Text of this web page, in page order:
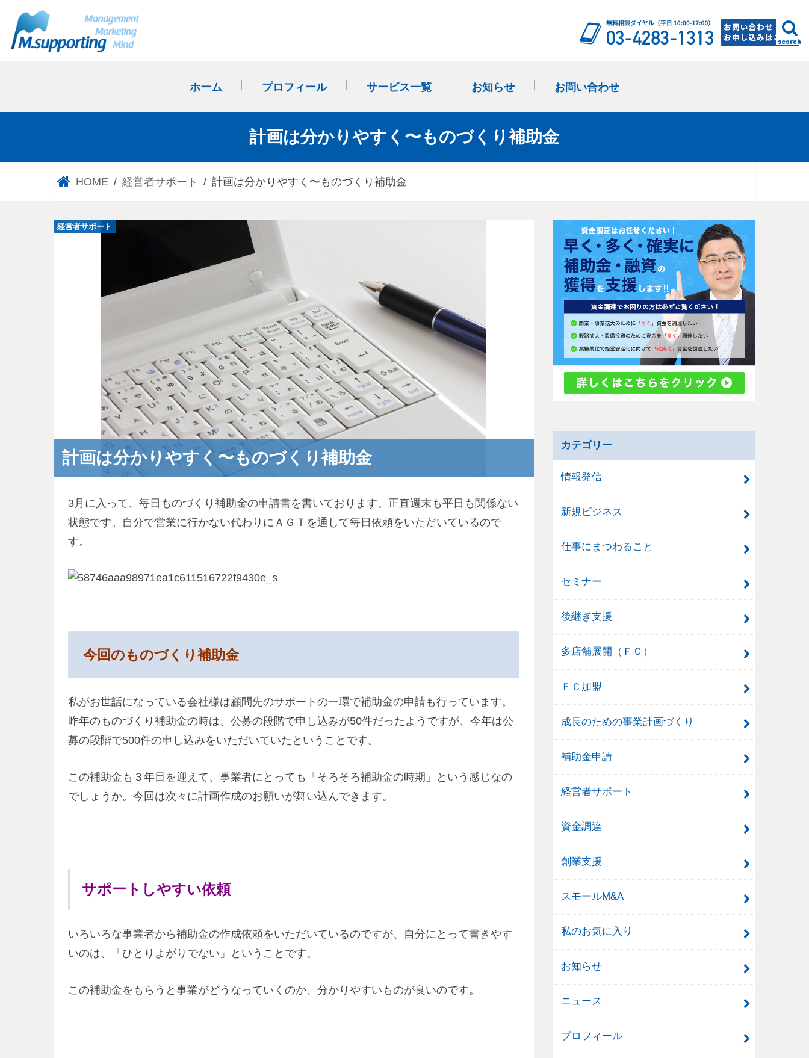
search
ホーム プロフィール サービス一覧
ら始まる「経営管理」
け）
ートナー)
お知らせ お問い合わせ
計画は分かりやすく〜ものづくり補助金
HOME 経営者サポート 計画は分かりやすく〜ものづくり補助金
経営者サポート
計画は分かりやすく〜ものづくり補助金
3月に入って、毎日ものづくり補助金の申請書を書いております。正直週末も平日も関係ない
状態です。自分で営業に行かない代わりにＡＧＴを通して毎日依頼をいただいているので
す。
今回のものづくり補助金
私がお世話になっている会社様は顧問先のサポートの一環で補助金の申請も行っています。
昨年のものづくり補助金の時は、公募の段階で申し込みが50件だったようですが、今年は公
募の段階で500件の申し込みをいただいていたということです。
この補助金も３年目を迎えて、事業者にとっても「そろそろ補助金の時期」という感じなの
でしょうか。今回は次々に計画作成のお願いが舞い込んできます。
サポートしやすい依頼
いろいろな事業者から補助金の作成依頼をいただいているのですが、自分にとって書きやす
いのは、「ひとりよがりでない」ということです。
この補助金をもらうと事業がどうなっていくのか、分かりやすいものが良いのです。
カテゴリー
情報発信
新規ビジネス
仕事にまつわること
セミナー
後継ぎ支援
多店舗展開（ＦＣ）
ＦＣ加盟
成長のための事業計画づくり
補助金申請
経営者サポート
資金調達
創業支援
スモールM&A
私のお気に入り
お知らせ
ニュース
プロフィール